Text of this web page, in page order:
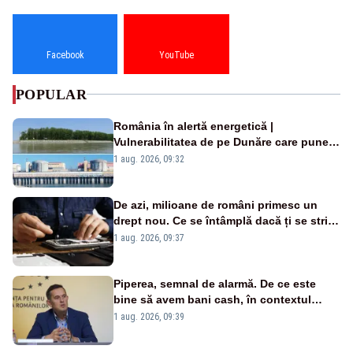
Facebook YouTube
POPULAR
România în alertă energetică |
Vulnerabilitatea de pe Dunăre care pune
în pericol Centrala Cernavodă era
1 aug. 2026, 09:32
De azi, milioane de români primesc un
drept nou. Ce se întâmplă dacă ți se strică
un produs
1 aug. 2026, 09:37
Piperea, semnal de alarmă. De ce este
bine să avem bani cash, în contextul
alertei energetice?
1 aug. 2026, 09:39